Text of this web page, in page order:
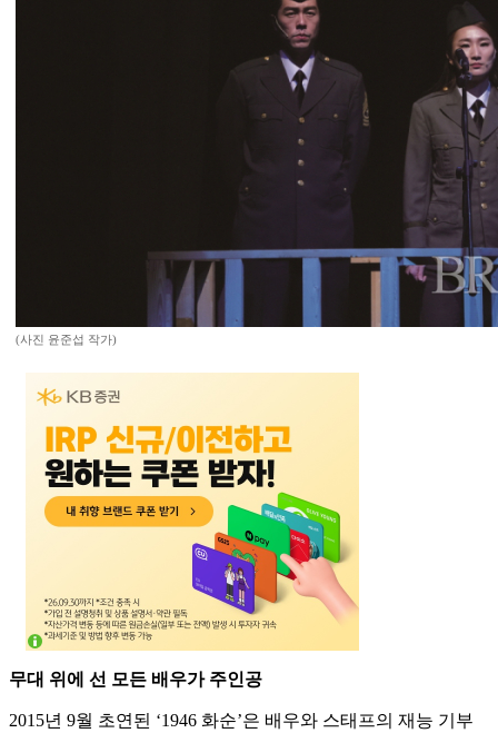
(사진 윤준섭 작가)
무대 위에 선 모든 배우가 주인공
2015년 9월 초연된 ‘1946 화순’은 배우와 스태프의 재능 기부